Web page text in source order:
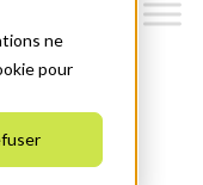
ne
pour